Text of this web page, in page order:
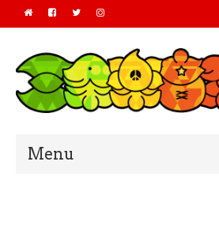
Menu